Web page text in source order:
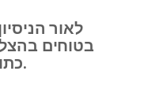
לאור
בטוחים
כתובה על השיקום.